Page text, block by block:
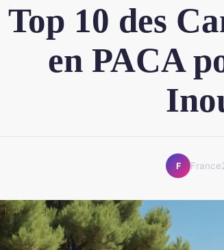
Top 10 des
en PACA
F France